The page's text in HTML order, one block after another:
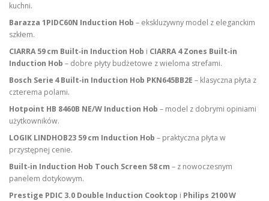
kuchni.
Barazza 1PIDC60N Induction Hob – ekskluzywny model z eleganckim
szkłem.
CIARRA 59 cm Built‑in Induction Hob i CIARRA 4 Zones Built‑in
Induction Hob – dobre płyty budżetowe z wieloma strefami.
Bosch Serie 4 Built‑in Induction Hob PKN645BB2E – klasyczna płyta z
czterema polami.
Hotpoint HB 8460B NE/W Induction Hob – model z dobrymi opiniami
użytkowników.
LOGIK LINDHOB23 59 cm Induction Hob – praktyczna płyta w
przystępnej cenie.
Built‑in Induction Hob Touch Screen 58 cm – z nowoczesnym
panelem dotykowym.
Prestige PDIC 3.0 Double Induction Cooktop i Philips 2100 W